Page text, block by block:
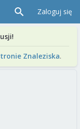
Zaloguj się
Znaleziska.